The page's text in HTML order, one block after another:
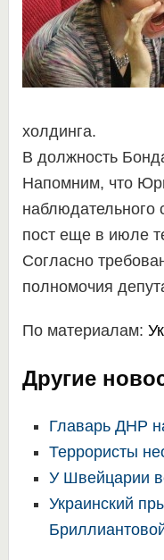
холдинга.
В должность
Напомним, что
наблюдательного
пост еще в июле
Согласно
полномочия
По материалам:
Другие
Главарь ДНР
Террористы
У Швейцарии
Украинский